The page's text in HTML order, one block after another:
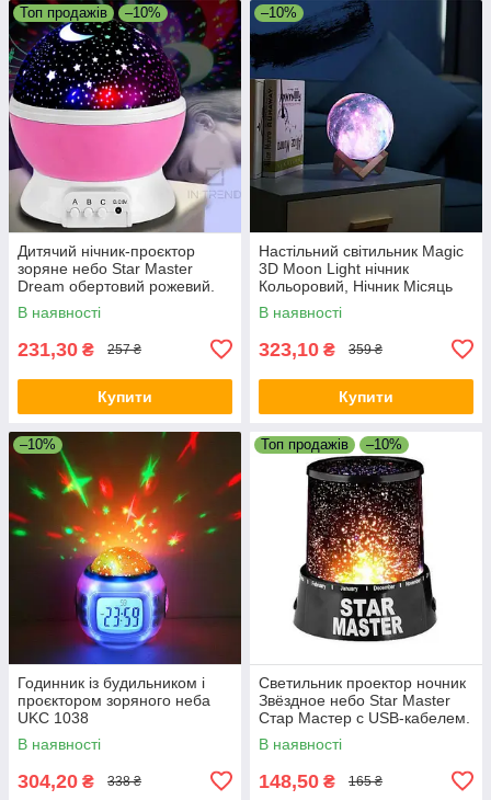
Топ продажів –10%
Дитячий нічник-проєктор
зоряне небо Star Master
Dream обертовий рожевий.
В наявності
231,30 ₴ 257 ₴
Купити
–10%
Настільний світильник Magic
3D Moon Light нічник
Кольоровий, Нічник Місяць
В наявності
323,10 ₴ 359 ₴
Купити
–10%
Годинник із будильником і
проєктором зоряного неба
UKC 1038
В наявності
304,20 ₴ 338 ₴
Топ продажів –10%
Светильник проектор ночник
Звёздное небо Star Master
Стар Мастер с USB-кабелем.
В наявності
148,50 ₴ 165 ₴